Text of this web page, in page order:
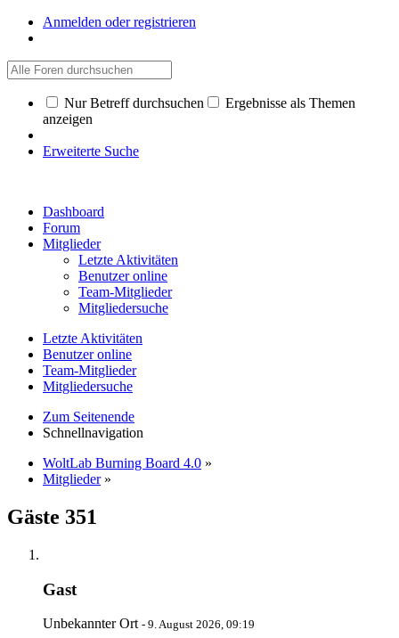
Anmelden oder registrieren
Nur Betreff durchsuchen
Ergebnisse als Themen
anzeigen
Erweiterte Suche
Dashboard
Forum
Mitglieder
Letzte Aktivitäten
Benutzer online
Team-Mitglieder
Mitgliedersuche
Letzte Aktivitäten
Benutzer online
Team-Mitglieder
Mitgliedersuche
Zum Seitenende
Schnellnavigation
WoltLab Burning Board 4.0 »
Mitglieder »
Gäste 351
Gast
Unbekannter Ort - 9. August 2026, 09:19